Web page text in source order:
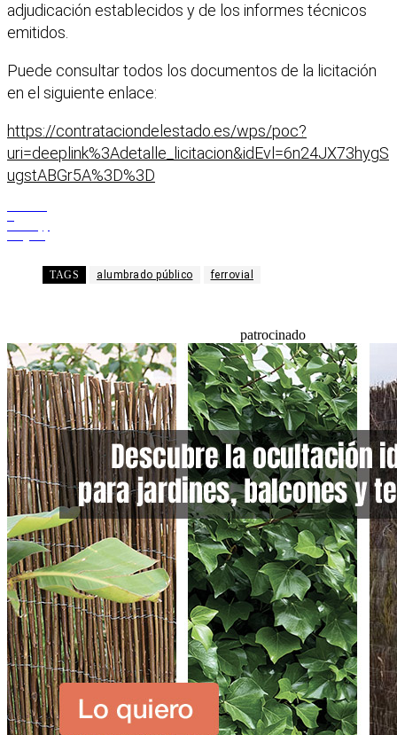
adjudicación establecidos y de los informes técnicos
emitidos.
Puede consultar todos los documentos de la licitación
en el siguiente enlace:
https://contrataciondelestado.es/wps/poc?
uri=deeplink%3Adetalle_licitacion&idEvl=6n24JX73hygS
ugstABGr5A%3D%3D
TAGS alumbrado público ferrovial
patrocinado